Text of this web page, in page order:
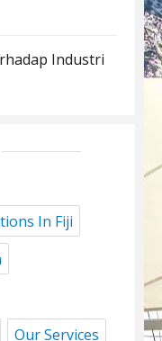
Industri
In Fiji
Our Services